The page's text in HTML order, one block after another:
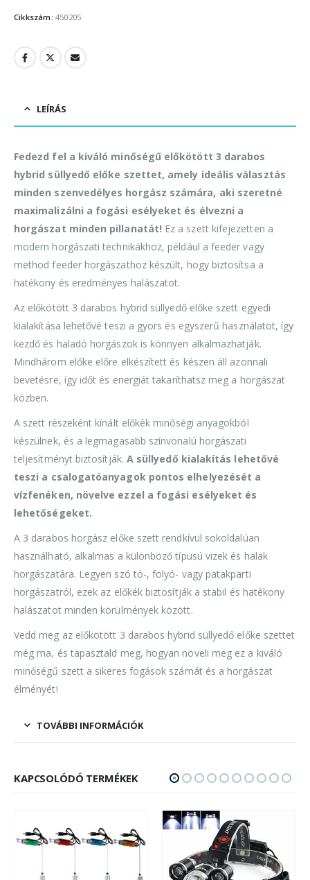
Cikkszám: 450205
LEÍRÁS
Fedezd fel a kiváló minőségű előkötött 3 darabos
hybrid süllyedő előke szettet, amely ideális választás
minden szenvedélyes horgász számára, aki szeretné
maximalizálni a fogási esélyeket és élvezni a
horgászat minden pillanatát! Ez a szett kifejezetten a
modern horgászati technikákhoz, például a feeder vagy
method feeder horgászathoz készült, hogy biztosítsa a
hatékony és eredményes halászatot.
Az előkötött 3 darabos hybrid süllyedő előke szett egyedi
kialakítása lehetővé teszi a gyors és egyszerű használatot, így
kezdő és haladó horgászok is könnyen alkalmazhatják.
Mindhárom előke előre elkészített és készen áll azonnali
bevetésre, így időt és energiát takaríthatsz meg a horgászat
közben.
A szett részeként kínált előkék minőségi anyagokból
készülnek, és a legmagasabb színvonalú horgászati
teljesítményt biztosítják. A süllyedő kialakítás lehetővé
teszi a csalogatóanyagok pontos elhelyezését a
vízfenéken, növelve ezzel a fogási esélyeket és
lehetőségeket.
A 3 darabos horgász előke szett rendkívül sokoldalúan
használható, alkalmas a különböző típusú vizek és halak
horgászatára. Legyen szó tó-, folyó- vagy patakparti
horgászatról, ezek az előkék biztosítják a stabil és hatékony
halászatot minden körülmények között.
Vedd meg az előkötött 3 darabos hybrid süllyedő előke szettet
még ma, és tapasztald meg, hogyan növeli meg ez a kiváló
minőségű szett a sikeres fogások számát és a horgászat
élményét!
TOVÁBBI INFORMÁCIÓK
KAPCSOLÓDÓ TERMÉKEK